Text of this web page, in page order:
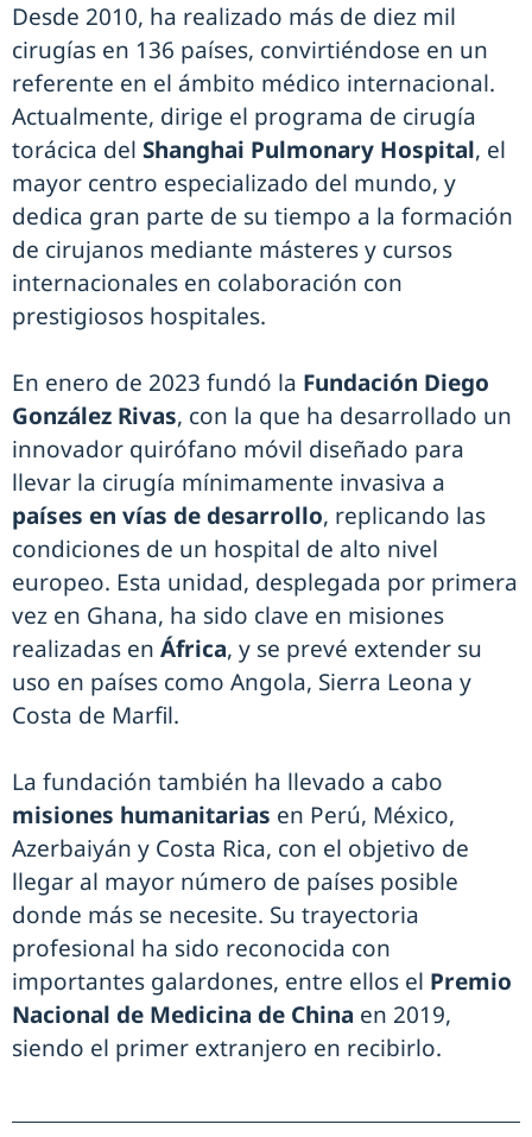
Desde 2010, ha realizado más de diez mil
cirugías en 136 países, convirtiéndose en un
referente en el ámbito médico internacional.
Actualmente, dirige el programa de cirugía
torácica del Shanghai Pulmonary Hospital, el
mayor centro especializado del mundo, y
dedica gran parte de su tiempo a la formación
de cirujanos mediante másteres y cursos
internacionales en colaboración con
prestigiosos hospitales.
En enero de 2023 fundó la Fundación Diego
González Rivas, con la que ha desarrollado un
innovador quirófano móvil diseñado para
llevar la cirugía mínimamente invasiva a
países en vías de desarrollo, replicando las
condiciones de un hospital de alto nivel
europeo. Esta unidad, desplegada por primera
vez en Ghana, ha sido clave en misiones
realizadas en África, y se prevé extender su
uso en países como Angola, Sierra Leona y
Costa de Marfil.
La fundación también ha llevado a cabo
misiones humanitarias en Perú, México,
Azerbaiyán y Costa Rica, con el objetivo de
llegar al mayor número de países posible
donde más se necesite. Su trayectoria
profesional ha sido reconocida con
importantes galardones, entre ellos el Premio
Nacional de Medicina de China en 2019,
siendo el primer extranjero en recibirlo.